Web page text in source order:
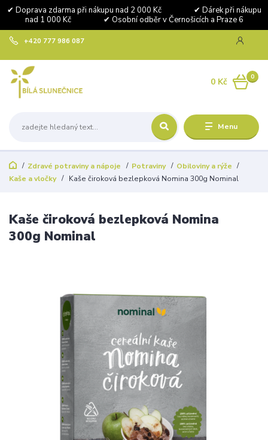
✔ Doprava zdarma při nákupu nad 2 000 Kč ✔ Dárek při nákupu
nad 1 000 Kč ✔ Osobní odběr v Černošicích a Praze 6
Menu
+420 777 986 087
0
0 Kč
Zdravé potraviny a nápoje Potraviny
Obiloviny a rýže
Kaše a vločky
Kaše čiroková bezlepková Nomina 300g Nominal
Kaše čiroková bezlepková Nomina
300g Nominal